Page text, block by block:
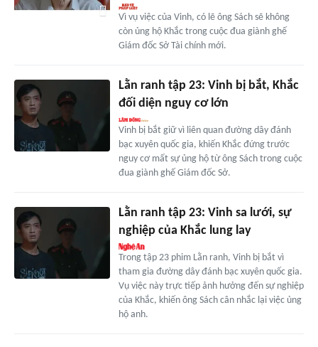
Vì vụ việc của Vinh, có lẽ ông Sách sẽ không
còn ủng hộ Khắc trong cuộc đua giành ghế
Giám đốc Sở Tài chính mới.
Lằn ranh tập 23: Vinh bị bắt, Khắc
đối diện nguy cơ lớn
Vinh bị bắt giữ vì liên quan đường dây đánh
bạc xuyên quốc gia, khiến Khắc đứng trước
nguy cơ mất sự ủng hộ từ ông Sách trong cuộc
đua giành ghế Giám đốc Sở.
Lằn ranh tập 23: Vinh sa lưới, sự
nghiệp của Khắc lung lay
Trong tập 23 phim Lằn ranh, Vinh bị bắt vì
tham gia đường dây đánh bạc xuyên quốc gia.
Vụ việc này trực tiếp ảnh hưởng đến sự nghiệp
của Khắc, khiến ông Sách cân nhắc lại việc ủng
hộ anh.